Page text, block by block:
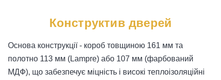
Конструктив дверей
Основа конструкції - короб товщиною 161 мм та
полотно 113 мм (Lampre) або 107 мм (фарбований
МДФ), що забезпечує міцність і високі теплоізоляційні